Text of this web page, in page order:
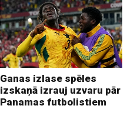
Ganas izlase spēles
izskaņā izrauj uzvaru pār
Panamas futbolistiem